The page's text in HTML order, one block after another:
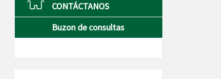
CONTÁCTANOS
Buzon de consultas